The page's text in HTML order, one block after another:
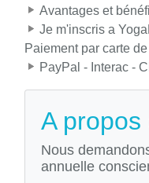
Avantages et
Je m'inscris a
Paiement par carte
PayPal - Interac -
A propos
Nous
annuelle